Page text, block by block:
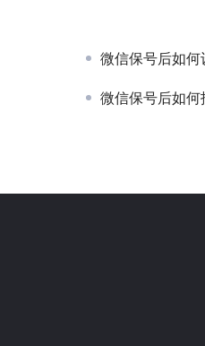
微信保号后如何
微信保号后如何